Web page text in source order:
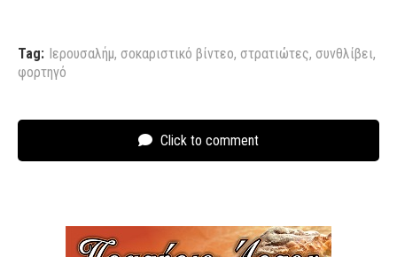
Tag: Ιερουσαλήμ, σοκαριστικό βίντεο, στρατιώτες, συνθλίβει,
φορτηγό
Click to comment